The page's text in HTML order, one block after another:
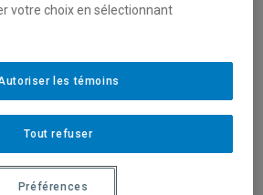
14 000 $
14 400 $
14 800 $
votre choix en sélectionnant
Tout refuser
les témoins
Préférences